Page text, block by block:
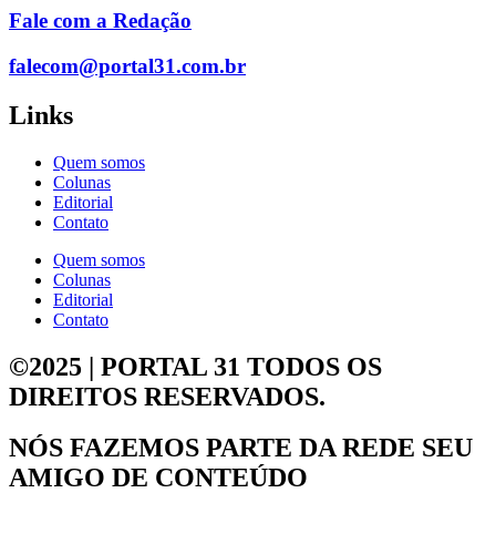
Fale com a Redação
falecom@portal31.com.br
Links
Quem somos
Colunas
Editorial
Contato
Quem somos
Colunas
Editorial
Contato
©2025 | PORTAL 31 TODOS OS
DIREITOS RESERVADOS.
NÓS FAZEMOS PARTE DA REDE SEU
AMIGO DE CONTEÚDO